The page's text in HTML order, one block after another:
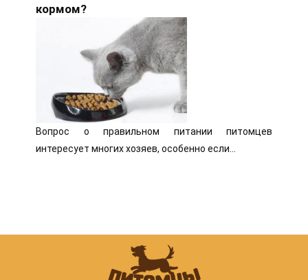
кормом?
Вопрос о правильном питании питомцев
интересует многих хозяев, особенно если…